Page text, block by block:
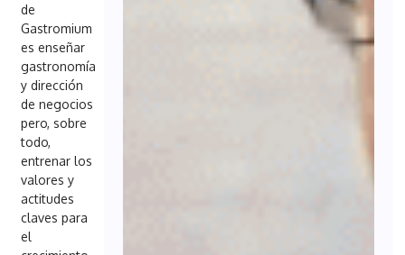
de
Gastromium
es enseñar
gastronomía
y dirección
de negocios
pero, sobre
todo,
entrenar los
valores y
actitudes
claves para
el